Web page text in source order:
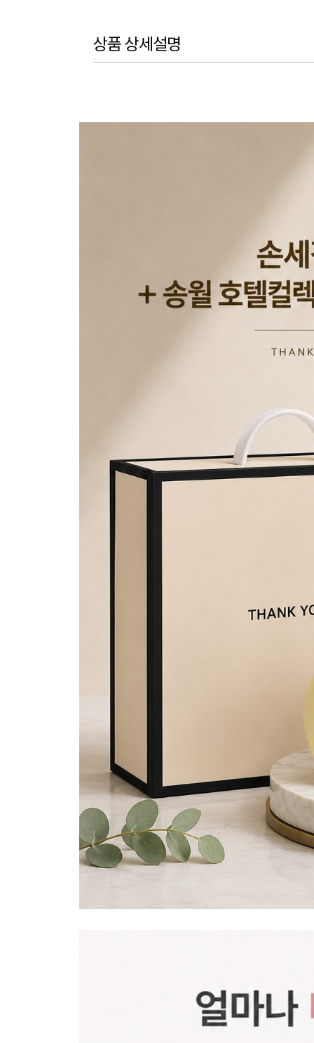
상품 상세설명